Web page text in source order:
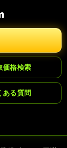
価格検索
ある質問